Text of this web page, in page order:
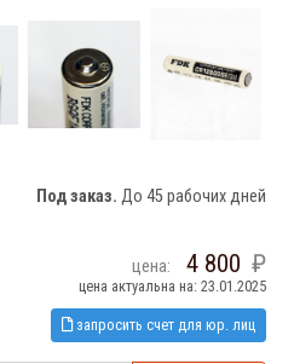
Под заказ. До 45 рабочих дней
цена: 4 800
цена актуальна на: 23.01.2025
запросить счет для юр. лиц